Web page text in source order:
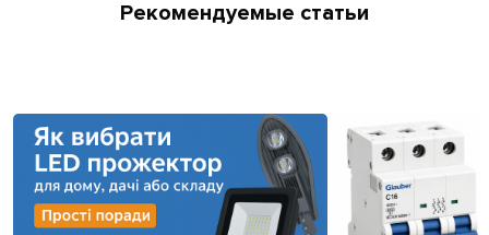
Рекомендуемые статьи